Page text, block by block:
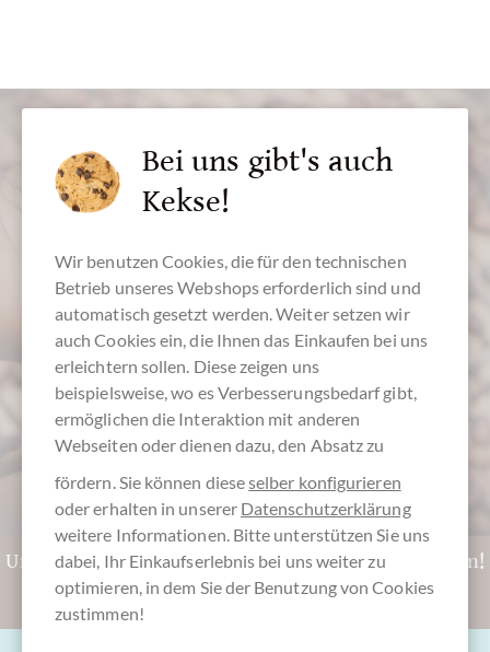
Kundenservice
0511 - 90 88 99 84
Montag - Freitag 10-18 Uhr
Unentschlossen? CHOCOLATS-DE-LUXE.DE Gutschein!
Zu den Gutscheinen
Bei uns gibt's auch
Kekse!
Wir benutzen Cookies, die für den technischen
Betrieb unseres Webshops erforderlich sind und
automatisch gesetzt werden. Weiter setzen wir
auch Cookies ein, die Ihnen das Einkaufen bei uns
erleichtern sollen. Diese zeigen uns
beispielsweise, wo es Verbesserungsbedarf gibt,
ermöglichen die Interaktion mit anderen
Webseiten oder dienen dazu, den Absatz zu
fördern. Sie können dieseselber konfigurieren
oder erhalten in unserer Datenschutzerklärung
weitere Informationen. Bitte unterstützen Sie uns
dabei, Ihr Einkaufserlebnis bei uns weiter zu
optimieren, in dem Sie der Benutzung von Cookies
zustimmen!